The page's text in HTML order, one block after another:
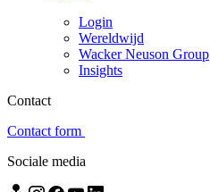
Login
Wereldwijd
Wacker Neuson Group
Insights
Contact
Contact form
Sociale media